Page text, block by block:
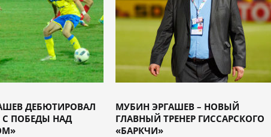
ДЕБЮТИРОВАЛ
С ПОБЕДЫ НАД
МУБИН ЭРГАШЕВ – НОВЫЙ
ГЛАВНЫЙ ТРЕНЕР ГИССАРСКОГО
«БАРКЧИ»